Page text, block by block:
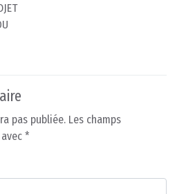
pas publiée. Les champs
*